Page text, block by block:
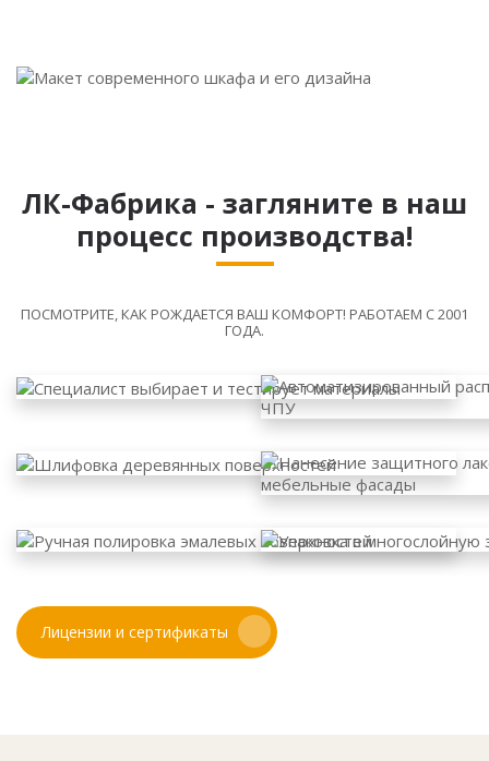
ЛК-Фабрика - загляните в наш
процесс производства!
ПОСМОТРИТЕ, КАК РОЖДАЕТСЯ ВАШ КОМФОРТ! РАБОТАЕМ С 2001
ГОДА.
Лицензии и сертификаты